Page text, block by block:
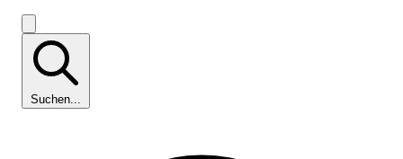
Suchen...